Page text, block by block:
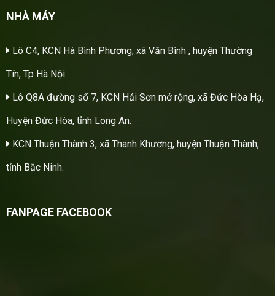
NHÀ MÁY
Lô C4, KCN Hà Bình Phương, xã Văn Bình , huyện Thường
Tín, Tp Hà Nội.
Lô Q8A đường số 7, KCN Hải Sơn mở rộng, xã Đức Hòa Hạ,
Huyện Đức Hòa, tỉnh Long An.
KCN Thuận Thành 3, xã Thanh Khương, huyện Thuận Thành,
tỉnh Bắc Ninh.
FANPAGE FACEBOOK